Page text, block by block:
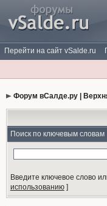
Перейти на сайт vSalde.ru
Форум вСалде.ру |
Поиск по ключевым словам
Введите ключевое слово
использованию]